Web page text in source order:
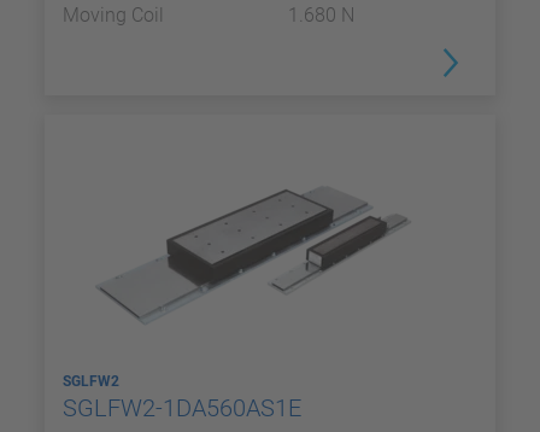
Moving Coil 1.680 N
SGLFW2
SGLFW2-1DA560AS1E